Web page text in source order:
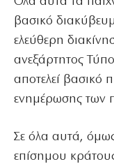
βασικό
ελεύθερη
ανεξάρτητος
αποτελεί βασικό
ενημέρωσης των
Σε όλα αυτά,
επίσημου